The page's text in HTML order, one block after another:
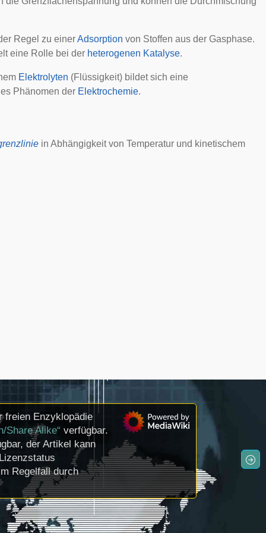
Regel zu einerAdsorption von Stoffen aus der Gasphase.
eine Rolle bei der heterogenen Katalyse.
Elektrolyten (Flüssigkeit) bildet sich eine
Phänomen der Elektrochemie.
in Abhängigkeit von Temperatur und kinetischem
freien Enzyklopädie
Share Alike“ verfügbar.
der Artikel kann
Regelfall durch